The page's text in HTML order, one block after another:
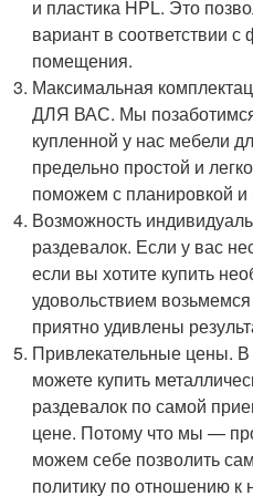
и пластика HPL. Это
вариант в соответствии
помещения.
Максимальная
ДЛЯ ВАС. Мы
купленной у нас мебели
предельно простой и
поможем с планировкой
Возможность
раздевалок. Если у вас
если вы хотите купить
удовольствием
приятно удивлены
Привлекательные цены.
можете купить
раздевалок по самой
цене. Потому что мы —
можем себе позволить
политику по отношению